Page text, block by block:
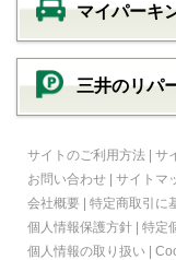
マイパーキ
三井のリパ
サイトのご利用方法 | サ
お問い合わせ | サイトマ
会社概要 | 特定商取引に
個人情報保護方針 | 特定
個人情報の取り扱い |